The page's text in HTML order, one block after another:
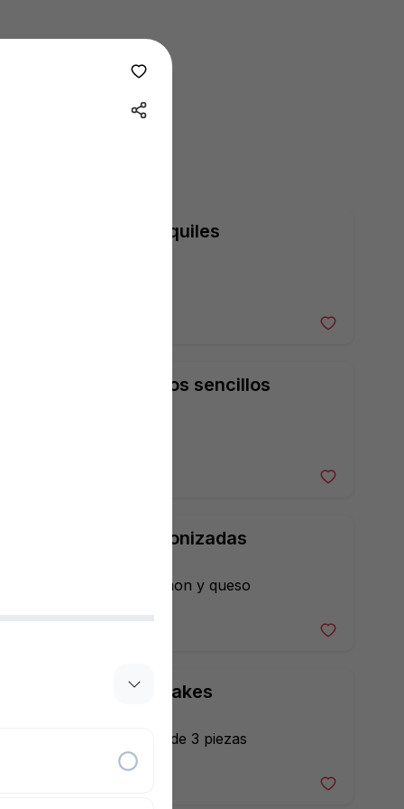
Chilaquiles
Nachos sencillos
Sincronizadas
de Jamon y queso
Hot Cakes
Orden de 3 piezas